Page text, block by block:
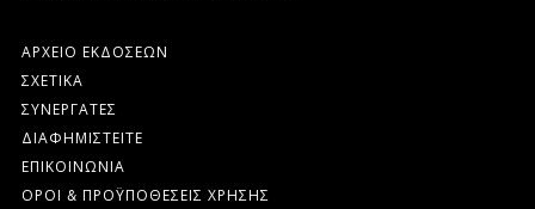
ΑΡΧΕΙΟ ΕΚΔΟΣΕΩΝ
ΣΧΕΤΙΚΑ
ΣΥΝΕΡΓΑΤΕΣ
ΔΙΑΦΗΜΙΣΤΕΙΤΕ
ΕΠΙΚΟΙΝΩΝΙΑ
ΟΡΟΙ & ΠΡΟΫΠΟΘΕΣΕΙΣ ΧΡΗΣΗΣ